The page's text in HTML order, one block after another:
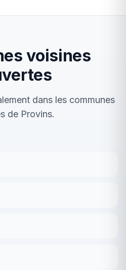
voisines
dans les communes
de Provins.